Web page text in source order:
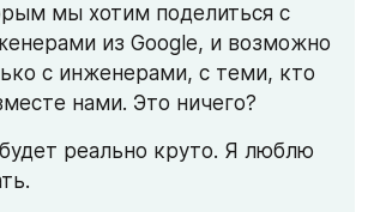
мы хотим поделиться с
из Google, и возможно
с инженерами, с теми, кто
нами. Это ничего?
реально круто. Я люблю